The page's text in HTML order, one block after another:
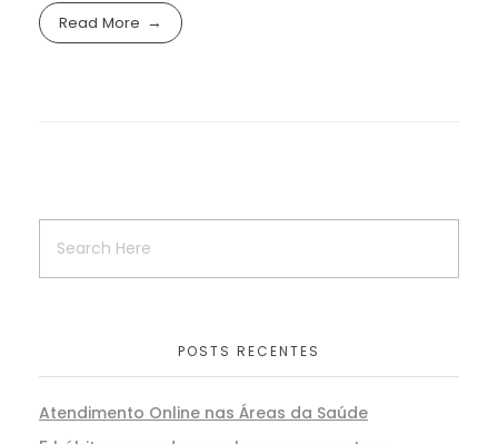
Read More
POSTS RECENTES
Atendimento Online nas Áreas da Saúde